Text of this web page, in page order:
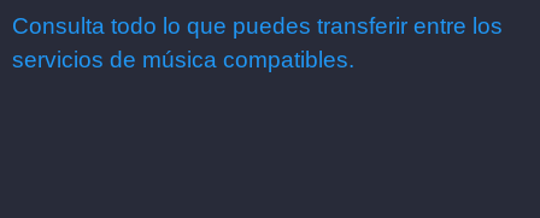
Consulta todo lo que puedes transferir entre los
servicios de música compatibles.